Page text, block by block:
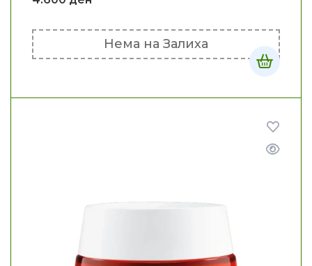
Нема на Залиха